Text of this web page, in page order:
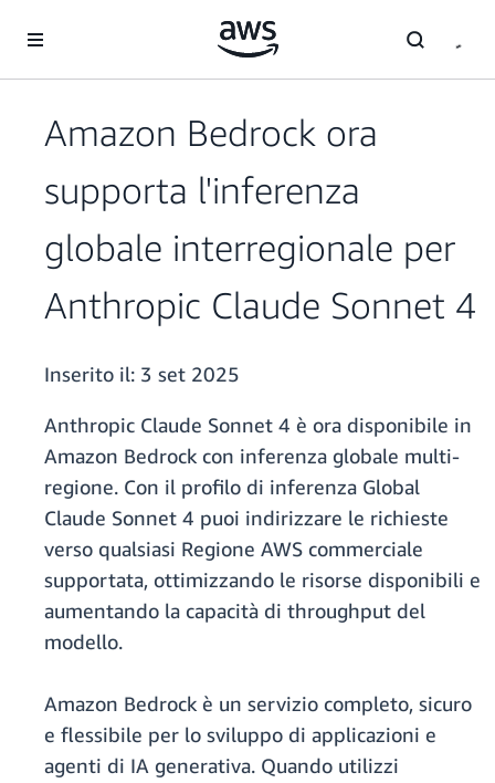
Amazon Bedrock ora
supporta l'inferenza
globale interregionale per
Anthropic Claude Sonnet 4
Inserito il: 3 set 2025
Anthropic Claude Sonnet 4 è ora disponibile in
Amazon Bedrock con inferenza globale multi-
regione. Con il profilo di inferenza Global
Claude Sonnet 4 puoi indirizzare le richieste
verso qualsiasi Regione AWS commerciale
supportata, ottimizzando le risorse disponibili e
aumentando la capacità di throughput del
modello.
Amazon Bedrock è un servizio completo, sicuro
e flessibile per lo sviluppo di applicazioni e
agenti di IA generativa. Quando utilizzi